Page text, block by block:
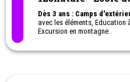
Dès 3 ans : Camps
avec les éléments, Education
Excursion en montagne..
Ateliers à la journée, au